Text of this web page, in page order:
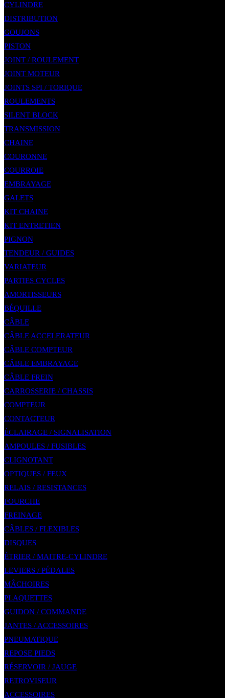
CYLINDRE
DISTRIBUTION
GOUJONS
PISTON
JOINT / ROULEMENT
JOINT MOTEUR
JOINTS SPI / TORIQUE
ROULEMENTS
SILENT BLOCK
TRANSMISSION
CHAINE
COURONNE
COURROIE
EMBRAYAGE
GALETS
KIT CHAINE
KIT ENTRETIEN
PIGNON
TENDEUR / GUIDES
VARIATEUR
PARTIES CYCLES
AMORTISSEURS
BÉQUILLE
CÂBLE
CÂBLE ACCELERATEUR
CÂBLE COMPTEUR
CÂBLE EMBRAYAGE
CÂBLE FREIN
CARROSSERIE / CHASSIS
COMPTEUR
CONTACTEUR
ÉCLAIRAGE / SIGNALISATION
AMPOULES / FUSIBLES
CLIGNOTANT
OPTIQUES / FEUX
RELAIS / RESISTANCES
FOURCHE
FREINAGE
CÂBLES / FLEXIBLES
DISQUES
ÉTRIER / MAITRE-CYLINDRE
LEVIERS / PÉDALES
MÂCHOIRES
PLAQUETTES
GUIDON / COMMANDE
JANTES / ACCESSOIRES
PNEUMATIQUE
REPOSE PIEDS
RÉSERVOIR / JAUGE
RETROVISEUR
ACCESSOIRES